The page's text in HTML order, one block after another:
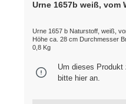
Urne 1657b weiß, vom
Urne 1657 b Naturstoff, weiß,
Höhe ca. 28 cm Durchmesser
Um dieses
bitte hieran.